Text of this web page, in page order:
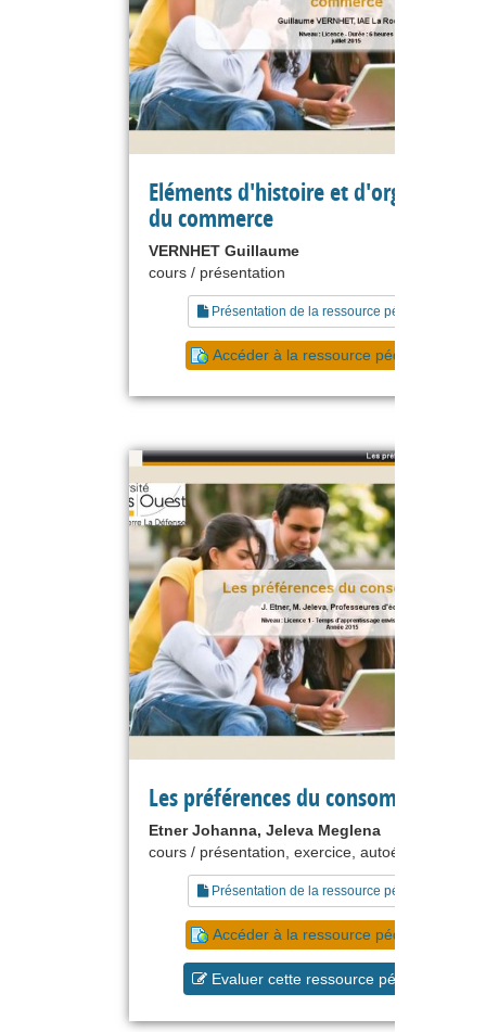
Eléments d'histoire et d'organisation
du commerce
VERNHET Guillaume
cours / présentation
Présentation de la ressource pédagogique
Accéder à la ressource pédagogique
Les préférences du consommateur
Etner Johanna, Jeleva Meglena
cours / présentation, exercice, autoévaluation
Présentation de la ressource pédagogique
Accéder à la ressource pédagogique
Evaluer cette ressource pédagogique